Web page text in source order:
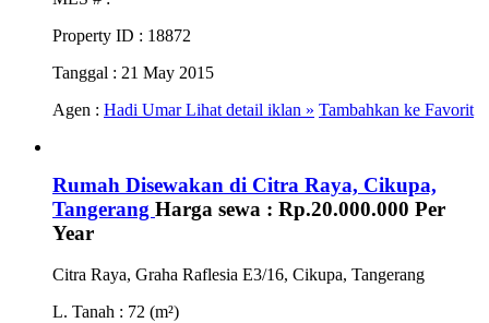
Property ID : 18872
Tanggal : 21 May 2015
Agen : Hadi UmarLihat detail iklan » Tambahkan ke Favorit
Rumah Disewakan di Citra Raya, Cikupa,
Tangerang Harga sewa : Rp.20.000.000 Per
Year
Citra Raya, Graha Raflesia E3/16, Cikupa, Tangerang
L. Tanah : 72 (m²)